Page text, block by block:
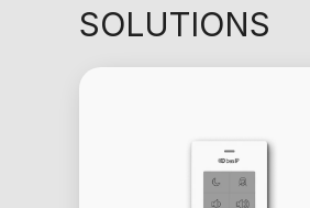
SOLUTIONS